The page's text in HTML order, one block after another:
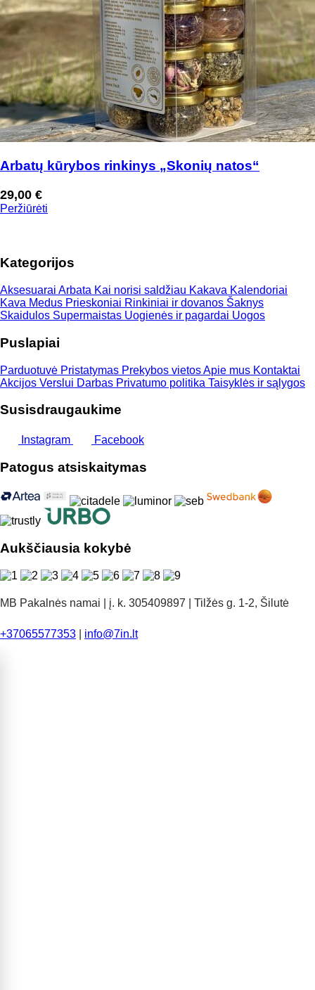
Arbatų kūrybos rinkinys „Skonių natos“
29,00 €
Peržiūrėti
Kategorijos
Aksesuarai Arbata Kai norisi saldžiau Kakava Kalendoriai
Kava Medus Prieskoniai Rinkiniai ir dovanos Šaknys
Skaidulos Supermaistas Uogienės ir pagardai Uogos
Puslapiai
Parduotuvė Pristatymas Prekybos vietosApie mus Kontaktai
Akcijos Verslui Darbas Privatumo politika Taisyklės ir sąlygos
Susisdraugaukime
Instagram Facebook
Patogus atsiskaitymas
Aukščiausia kokybė
MB Pakalnės namai | į. k. 305409897 | Tilžės g. 1-2, Šilutė
+37065577353 info@7in.lt